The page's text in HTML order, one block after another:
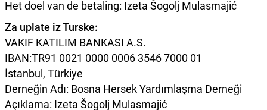
Het doel van de betaling: Izeta Šogolj Mulasmajić
Za uplate iz Turske:
VAKIF KATILIM BANKASI A.S.
IBAN:TR91 0021 0000 0006 3546 7000 01
İstanbul, Türkiye
Derneğin Adı: Bosna Hersek Yardımlaşma Derneği
Açıklama: Izeta Šogolj Mulasmajić